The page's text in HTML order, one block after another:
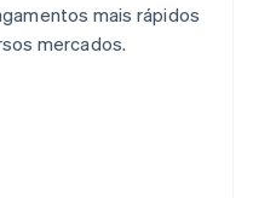
mais rápidos
mercados.